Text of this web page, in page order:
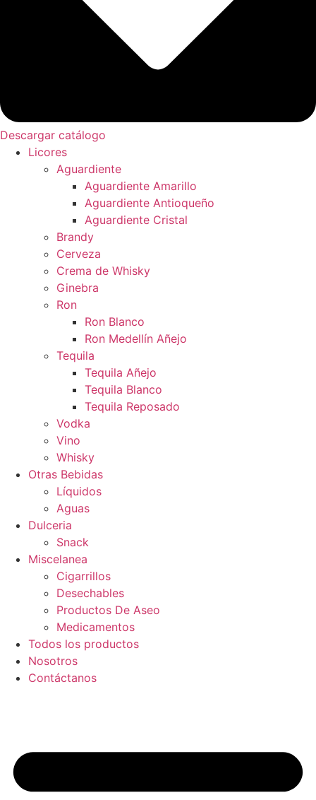
Descargar catálogo
Licores
Aguardiente
Aguardiente Amarillo
Aguardiente Antioqueño
Aguardiente Cristal
Brandy
Cerveza
Crema de Whisky
Ginebra
Ron
Ron Blanco
Ron Medellín Añejo
Tequila
Tequila Añejo
Tequila Blanco
Tequila Reposado
Vodka
Vino
Whisky
Otras Bebidas
Líquidos
Aguas
Dulceria
Snack
Miscelanea
Cigarrillos
Desechables
Productos De Aseo
Medicamentos
Todos los productos
Nosotros
Contáctanos